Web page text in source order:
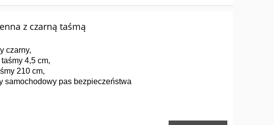
z czarną taśmą
czarny,
4,5 cm,
210 cm,
samochodowy pas bezpieczeństwa